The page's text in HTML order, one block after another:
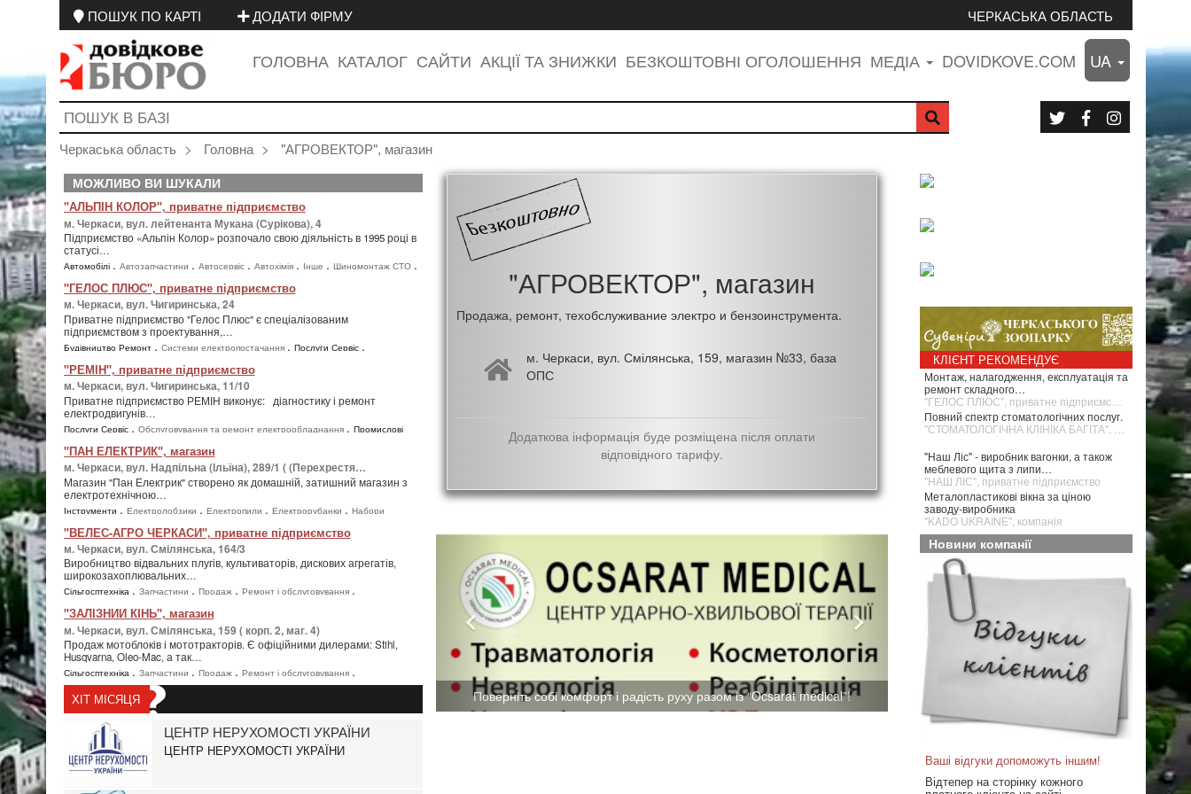
ПОШУК ПО КАРТІ ДОДАТИ ФІРМУ ЧЕРКАСЬКА ОБЛАСТЬ
ГОЛОВНА КАТАЛОГ САЙТИ АКЦІЇ ТА ЗНИЖКИ БЕЗКОШТОВНІ ОГОЛОШЕННЯ МЕДІА DOVIDKOVE.COM UA
Черкаська область Головна "АГРОВЕКТОР", магазин
МОЖЛИВО ВИ ШУКАЛИ
"АЛЬПІН КОЛОР", приватне підприємство
м. Черкаси, вул. лейтенанта Мукана (Сурікова), 4
Підприємство «Альпін Колор» розпочало свою діяльність в 1995 році в
статусі…
Автомобілі , Автозапчастини , Автосервіс , Автохімія , Інше , Шиномонтаж СТО ,
Будівництво Ремонт ,Фарби Лаки ,Промислові товари
Промислове обладнання,
"ГЕЛОС ПЛЮС", приватне підприємство
м. Черкаси, вул. Чигиринська, 24
Приватне підприємство "Гелос Плюс" є спеціалізованим
підприємством з проектування,…
Будівництво Ремонт , Системи електропостачання , Послуги Сервіс ,
Обслуговування та ремонт електрообладнання
Електротовари,Інше,
"РЕМІН", приватне підприємство
м. Черкаси, вул. Чигиринська, 11/10
Приватне підприємство РЕМІН виконує: діагностику і ремонт
електродвигунів…
Послуги Сервіс , Обслуговування та ремонт електрообладнання , Промислові
товари ,Електротовари
Техніка,Інше ,
"ПАН ЕЛЕКТРИК", магазин
м. Черкаси, вул. Надпільна (Ільїна), 289/1 ( (Перехрестя…
Магазин "Пан Електрик" створено як домашній, затишний магазин з
електротехнічною…
Інструменти , Електролобзики , Електропили , Електрорубанки , Набори
інструментів,Паяльники,Шліфувальні і полірувальні машини (Болгарки)
Шуруповерти та електровивертки,Меблі Інтер'єр ,
Дзеркала Світильники Люстри,Настільні лампи,Точечні ліхтарики,Промислові
товари,Електротовари,Кабельно-провідникова продукція
"ВЕЛЕС-АГРО ЧЕРКАСИ", приватне підприємство
м. Черкаси, вул. Смілянська, 164/3
Виробництво відвальних плугів, культиваторів, дискових агрегатів,
широкозахоплювальних…
Сільгосптехніка , Запчастини , Продаж , Ремонт і обслуговування ,
"ЗАЛІЗНИЙ КІНЬ", магазин
м. Черкаси, вул. Смілянська, 159 ( корп. 2, маг. 4)
Продаж мотоблоків і мототракторів. Є офіційними дилерами: Stihl,
Husqvarna, Oleo-Mac, а так…
Сільгосптехніка , Запчастини , Продаж , Ремонт і обслуговування ,
ХІТ МІСЯЦЯ
ЦЕНТР НЕРУХОМОСТІ УКРАЇНИ
ЦЕНТР НЕРУХОМОСТІ УКРАЇНИ
"АГРОВЕКТОР", магазин
Продажа, ремонт, техобслуживание электро и бензоинструмента.
м. Черкаси, вул. Смілянська, 159, магазин №33, база
ОПС
Додаткова інформація буде розміщена після оплати
відповідного тарифу.
Поверніть собі комфорт і радість руху разом із “Ocsarat medical”!
КЛІЄНТ РЕКОМЕНДУЄ
Монтаж, налагодження, експлуатація та
ремонт складного…
"ГЕЛОС ПЛЮС", приватне підприємство
Повний спектр стоматологічних послуг.
"Наш Ліс" - виробник вагонки, а також
меблевого щита з липи…
"НАШ ЛІС", приватне підприємство
Металопластикові вікна за ціною
заводу-виробника
"KADO UKRAINE", компанія
Новини компанії
Ваші відгуки допоможуть іншим!
Відтепер на сторінку кожного